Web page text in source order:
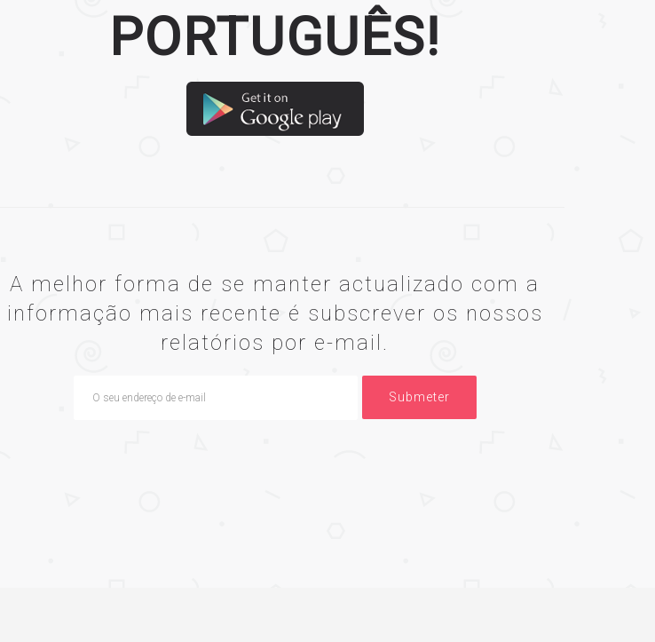
PORTUGUÊS!
A melhor forma de se manter actualizado com a
informação mais recente é subscrever os nossos
relatórios por e-mail.
Submeter